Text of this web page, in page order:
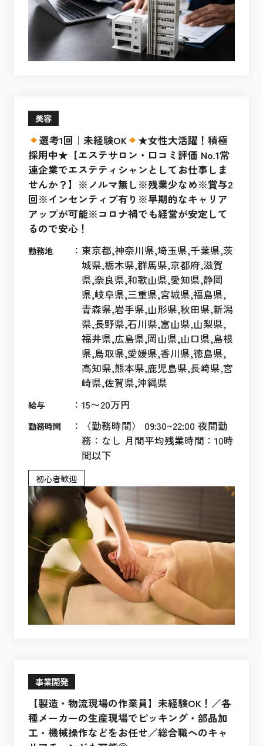
美容
選考1回｜未経験OK
★女性大活躍！積極
採用中★【エステサロン・口コミ評価 No.1常
連企業でエステティシャンとしてお仕事しま
せんか？】※ノルマ無し※残業少なめ※賞与2
回※インセンティブ有り※早期的なキャリア
アップが可能※コロナ禍でも経営が安定して
るので安心！
勤務地 ： 東京都,神奈川県,埼玉県,千葉県,茨
城県,栃木県,群馬県,京都府,滋賀
県,奈良県,和歌山県,愛知県,静岡
県,岐阜県,三重県,宮城県,福島県,
青森県,岩手県,山形県,秋田県,新潟
県,長野県,石川県,富山県,山梨県,
福井県,広島県,岡山県,山口県,島根
県,鳥取県,愛媛県,香川県,徳島県,
高知県,熊本県,鹿児島県,長崎県,宮
崎県,佐賀県,沖縄県
給与 ： 15〜20万円
勤務時間 ：
〈勤務時間〉 09:30~22:00 夜間勤
務：なし 月間平均残業時間：10時
間以下
初心者歓迎
事業開発
【製造・物流現場の作業員】未経験OK！／各
種メーカーの生産現場でピッキング・部品加
工・機械操作などをお任せ／総合職へのキャ